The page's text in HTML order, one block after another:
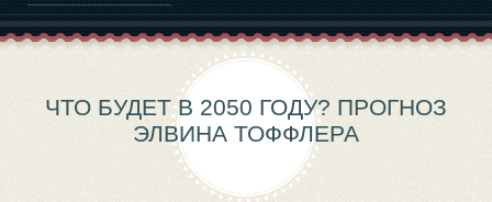
ЧТО БУДЕТ В 2050 ГОДУ? ПРОГНОЗ
ЭЛВИНА ТОФФЛЕРА